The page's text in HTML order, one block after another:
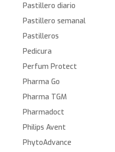
Pastillero diario
Pastillero semanal
Pastilleros
Pedicura
Perfum Protect
Pharma Go
Pharma TGM
Pharmadoct
Philips Avent
PhytoAdvance